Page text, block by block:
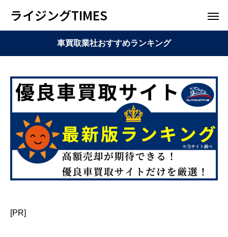
ライジングTIMES
車買取業社おすすめランキング
[PR]